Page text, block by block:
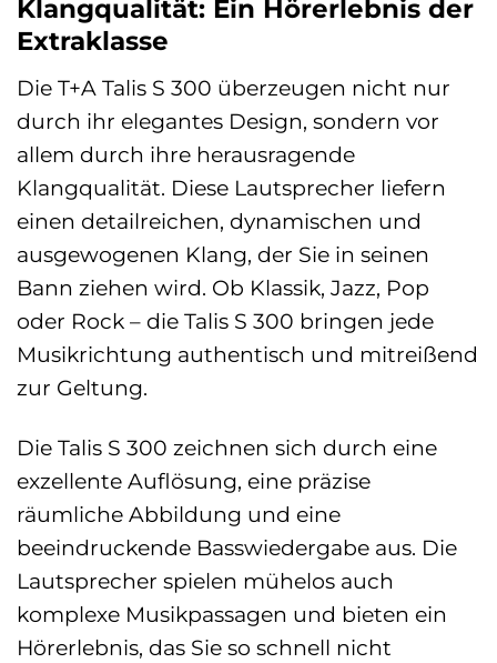
Klangqualität: Ein Hörerlebnis der
Extraklasse
Die T+A Talis S 300 überzeugen nicht nur
durch ihr elegantes Design, sondern vor
allem durch ihre herausragende
Klangqualität. Diese Lautsprecher liefern
einen detailreichen, dynamischen und
ausgewogenen Klang, der Sie in seinen
Bann ziehen wird. Ob Klassik, Jazz, Pop
oder Rock – die Talis S 300 bringen jede
Musikrichtung authentisch und mitreißend
zur Geltung.
Die Talis S 300 zeichnen sich durch eine
exzellente Auflösung, eine präzise
räumliche Abbildung und eine
beeindruckende Basswiedergabe aus. Die
Lautsprecher spielen mühelos auch
komplexe Musikpassagen und bieten ein
Hörerlebnis, das Sie so schnell nicht